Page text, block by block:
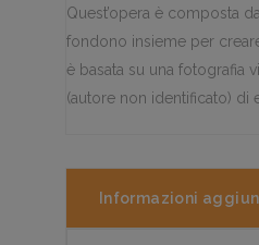
Quest’opera è composta
fondono insieme per creare
è basata su una fotografia
(autore non identificato) di
Informazioni